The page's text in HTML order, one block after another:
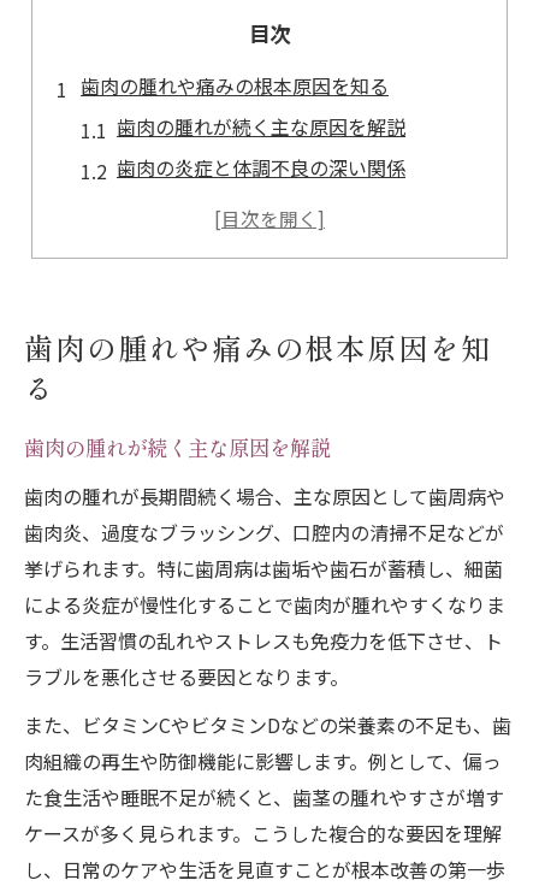
目次
歯肉の腫れや痛みの根本原因を知る
歯肉の腫れが続く主な原因を解説
歯肉の炎症と体調不良の深い関係
歯肉の腫れがひかない理由を検証
自宅ケアで歯肉の炎症を鎮める方法
歯肉の炎症を自宅で治す基本手順
歯肉ケアに効果的なブラッシング技術
歯肉にやさしい洗口液・うがい薬の選び方
歯肉の激痛対策と正しいケア習慣
歯肉トラブルの改善に役立つ成分選び
歯肉炎対策におすすめの有効成分とは
トラネキサム酸の歯肉への働きを解説
歯肉ケアに適した市販薬の成分比較
歯肉トラブル改善に役立つ栄養素の選び方
ストレスやビタミン不足が歯肉へ及ぼす影響
ストレスが歯肉炎を招く仕組みを知る
歯肉の腫れや痛みの根本原因を知
る
歯肉の腫れが続く主な原因を解説
歯肉の腫れが長期間続く場合、主な原因として歯周病や
歯肉炎、過度なブラッシング、口腔内の清掃不足などが
挙げられます。特に歯周病は歯垢や歯石が蓄積し、細菌
による炎症が慢性化することで歯肉が腫れやすくなりま
す。生活習慣の乱れやストレスも免疫力を低下させ、ト
ラブルを悪化させる要因となります。
また、ビタミンCやビタミンDなどの栄養素の不足も、歯
肉組織の再生や防御機能に影響します。例として、偏っ
た食生活や睡眠不足が続くと、歯茎の腫れやすさが増す
ケースが多く見られます。こうした複合的な要因を理解
し、日常のケアや生活を見直すことが根本改善の第一歩